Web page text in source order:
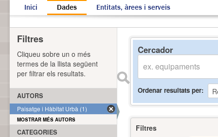
Inici Dades Entitats, àrees i serveis
Cercador
Ordenar resultats per
Filtres
Filtres
Cliqueu sobre un o més
termes de la llista següent
per filtrar els resultats.
AUTORS
Paisatge i Hàbitat Urbà (1)
MOSTRAR MÉS AUTORS
CATEGORIES